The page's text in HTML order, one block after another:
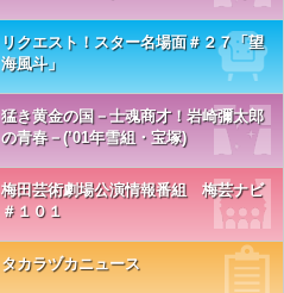
リクエスト！スター名場面＃２７「望
海風斗」
猛き黄金の国－士魂商才！岩崎彌太郎
の青春－(’01年雪組・宝塚)
梅田芸術劇場公演情報番組 梅芸ナビ
＃１０１
タカラヅカニュース